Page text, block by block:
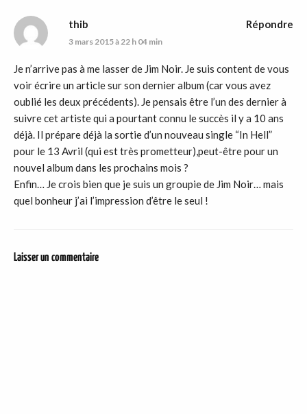
thib
3 mars 2015 à 22 h 04 min
Je n’arrive pas à me lasser de Jim Noir. Je suis content de vous
voir écrire un article sur son dernier album (car vous avez
oublié les deux précédents). Je pensais être l’un des dernier à
suivre cet artiste qui a pourtant connu le succès il y a 10 ans
déjà. Il prépare déjà la sortie d’un nouveau single “In Hell”
pour le 13 Avril (qui est très prometteur),peut-être pour un
nouvel album dans les prochains mois ?
Enfin… Je crois bien que je suis un groupie de Jim Noir… mais
quel bonheur j’ai l’impression d’être le seul !
Répondre
Laisser un commentaire